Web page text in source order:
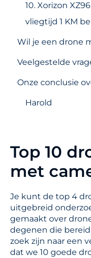
10. Xorizon
vliegtijd 1 KM
Wil je een drone
Veelgestelde
Onze conclusie
Harold
Top 10
met
Je kunt de top 4
uitgebreid
gemaakt over
degenen die
zoek zijn naar een
dat we 10 goede